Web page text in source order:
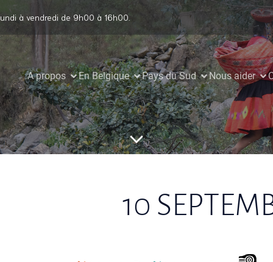
à vendredi de 9h00 à 16h00.
A propos En Belgique Pays du Sud Nous aider
10